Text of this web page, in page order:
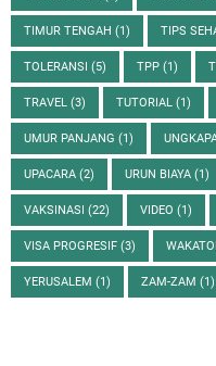
TIMUR TENGAH (1) TIPS
TOLERANSI (5) TPP (1)
TRAVEL (3) TUTORIAL (1)
UMUR PANJANG (1)
UPACARA (2) URUN BIAYA (1)
VAKSINASI (22) VIDEO (1)
VISA PROGRESIF (3)
YERUSALEM (1) ZAM-ZAM (1)